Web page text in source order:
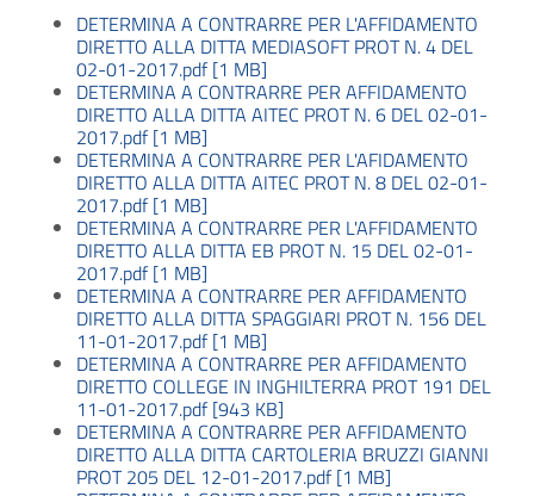
DETERMINA A CONTRARRE PER L'AFFIDAMENTO
DIRETTO ALLA DITTA MEDIASOFT PROT N. 4 DEL
02-01-2017.pdf [1 MB]
DETERMINA A CONTRARRE PER AFFIDAMENTO
DIRETTO ALLA DITTA AITEC PROT N. 6 DEL 02-01-
2017.pdf [1 MB]
DETERMINA A CONTRARRE PER L'AFIDAMENTO
DIRETTO ALLA DITTA AITEC PROT N. 8 DEL 02-01-
2017.pdf [1 MB]
DETERMINA A CONTRARRE PER L'AFFIDAMENTO
DIRETTO ALLA DITTA EB PROT N. 15 DEL 02-01-
2017.pdf [1 MB]
DETERMINA A CONTRARRE PER AFFIDAMENTO
DIRETTO ALLA DITTA SPAGGIARI PROT N. 156 DEL
11-01-2017.pdf [1 MB]
DETERMINA A CONTRARRE PER AFFIDAMENTO
DIRETTO COLLEGE IN INGHILTERRA PROT 191 DEL
11-01-2017.pdf [943 KB]
DETERMINA A CONTRARRE PER AFFIDAMENTO
DIRETTO ALLA DITTA CARTOLERIA BRUZZI GIANNI
PROT 205 DEL 12-01-2017.pdf [1 MB]